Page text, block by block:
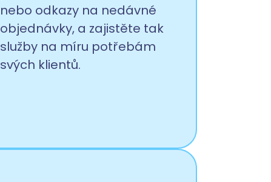
nebo odkazy na nedávné
objednávky, a zajistěte tak
služby na míru potřebám
svých klientů.